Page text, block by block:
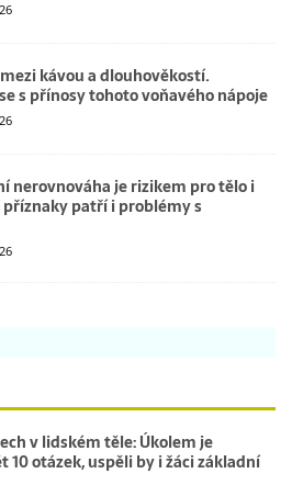
kávou a dlouhověkostí.
s přínosy tohoto voňavého nápoje
nerovnováha je rizikem pro tělo i
příznaky patří i problémy s
v lidském těle: Úkolem je
10 otázek, uspěli by i žáci základní